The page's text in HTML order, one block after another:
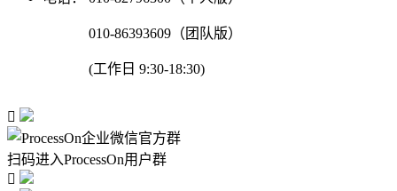
010-86393609（团队版）
(工作日 9:30-18:30)

扫码进入ProcessOn用户群
